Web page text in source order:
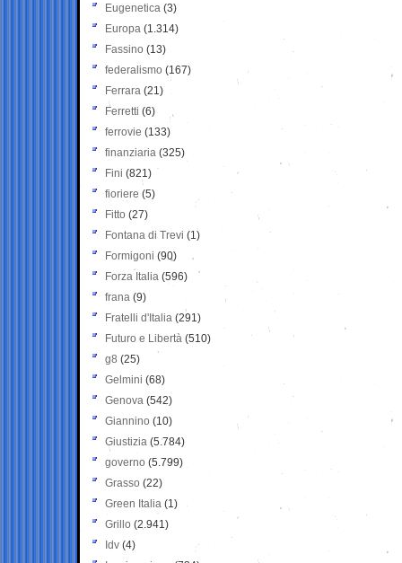
Eugenetica (3)
Europa (1.314)
Fassino (13)
federalismo (167)
Ferrara (21)
Ferretti (6)
ferrovie (133)
finanziaria (325)
Fini (821)
fioriere (5)
Fitto (27)
Fontana di Trevi (1)
Formigoni (90)
Forza Italia (596)
frana (9)
Fratelli d'Italia (291)
Futuro e Libertà (510)
g8 (25)
Gelmini (68)
Genova (542)
Giannino (10)
Giustizia (5.784)
governo (5.799)
Grasso (22)
Green Italia (1)
Grillo (2.941)
Idv (4)